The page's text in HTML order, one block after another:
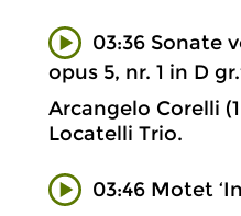
03:36 Sonate
opus 5, nr. 1 in D
Arcangelo Corelli
Locatelli Trio.
03:46 Motet